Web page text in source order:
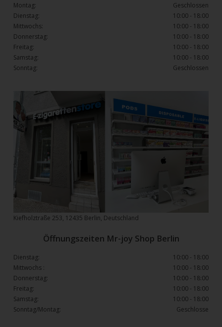
Kiefholztraße 253, 12435 Berlin, Deutschland
Montag:
Geschlossen
Dienstag:
10:00 - 18:00
Mittwochs:
10:00 - 18:00
Donnerstag:
10:00 - 18:00
Freitag:
10:00 - 18:00
Samstag:
10:00 - 18:00
Sonntag:
Geschlossen
Öffnungszeiten Mr-joy Shop Berlin
Dienstag:
10:00 - 18:00
Mittwochs :
10:00 - 18:00
Donnerstag:
10:00 - 18:00
Freitag:
10:00 - 18:00
Samstag:
10:00 - 18:00
Sonntag/Montag:
Geschlosse